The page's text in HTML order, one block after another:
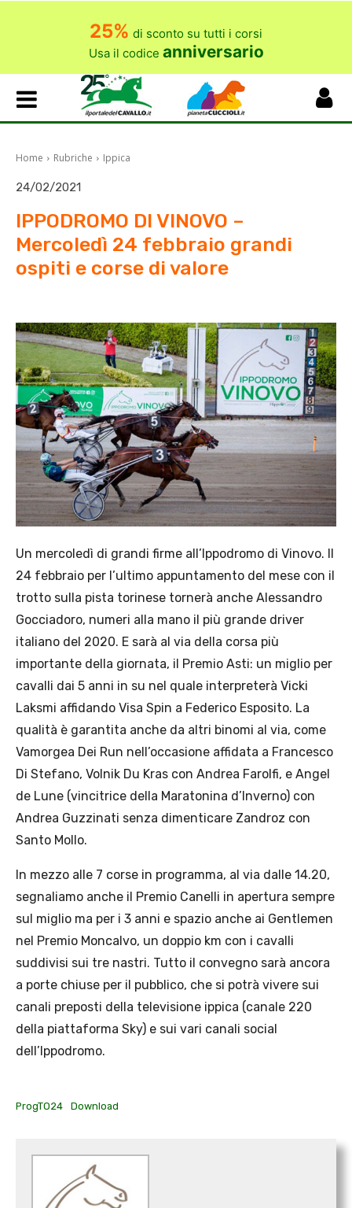
25% di sconto su tutti i corsi
Usa il codice anniversario
Home Rubriche Ippica
24/02/2021
IPPODROMO DI VINOVO –
Mercoledì 24 febbraio grandi
ospiti e corse di valore
Un mercoledì di grandi firme all’Ippodromo di Vinovo. Il
24 febbraio per l’ultimo appuntamento del mese con il
trotto sulla pista torinese tornerà anche Alessandro
Gocciadoro, numeri alla mano il più grande driver
italiano del 2020. E sarà al via della corsa più
importante della giornata, il Premio Asti: un miglio per
cavalli dai 5 anni in su nel quale interpreterà Vicki
Laksmi affidando Visa Spin a Federico Esposito. La
qualità è garantita anche da altri binomi al via, come
Vamorgea Dei Run nell’occasione affidata a Francesco
Di Stefano, Volnik Du Kras con Andrea Farolfi, e Angel
de Lune (vincitrice della Maratonina d’Inverno) con
Andrea Guzzinati senza dimenticare Zandroz con
Santo Mollo.
In mezzo alle 7 corse in programma, al via dalle 14.20,
segnaliamo anche il Premio Canelli in apertura sempre
sul miglio ma per i 3 anni e spazio anche ai Gentlemen
nel Premio Moncalvo, un doppio km con i cavalli
suddivisi sui tre nastri. Tutto il convegno sarà ancora
a porte chiuse per il pubblico, che si potrà vivere sui
canali preposti della televisione ippica (canale 220
della piattaforma Sky) e sui vari canali social
dell’Ippodromo.
ProgTO24 Download